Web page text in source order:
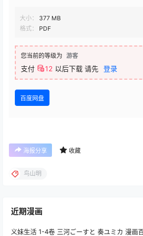
大小：
377 MB
格式：
PDF
您当前的等级为 游客
支付 12 以后下载 请先 登录
百度网盘
海报分享 收藏
鸟山明
近期漫画
义妹生活 1-4卷 三河ごーすと 奏ユミカ 漫画